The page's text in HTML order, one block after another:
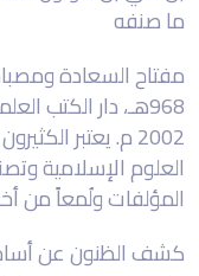
ما صنفه
مفتاح السعادة
2002 م. يعتبر
العلوم الإسلامية
المؤلفات ولُمعاً من
كشف الظنون عن